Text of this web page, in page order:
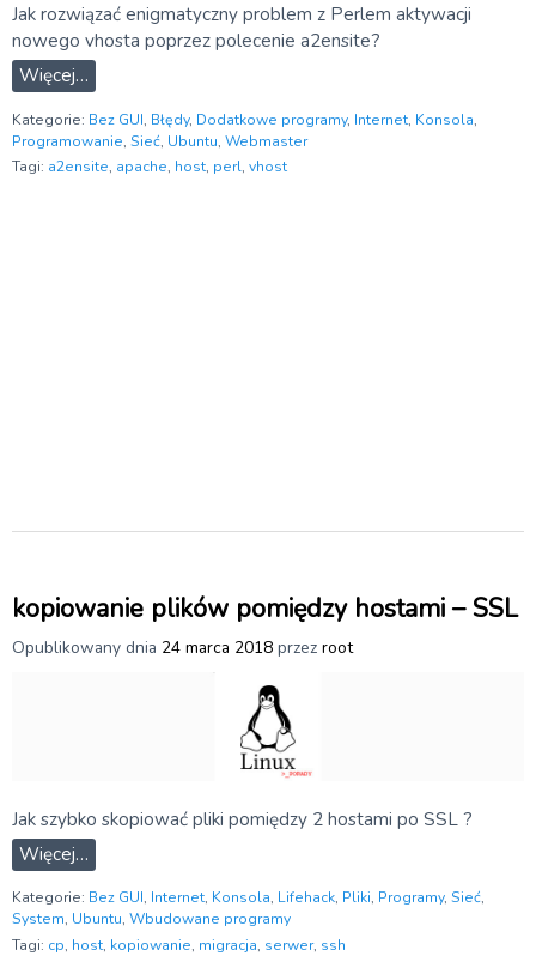
Jak rozwiązać enigmatyczny problem z Perlem aktywacji
nowego vhosta poprzez polecenie a2ensite?
Więcej…
Kategorie: Bez GUI, Błędy, Dodatkowe programy, Internet, Konsola,
Programowanie, Sieć, Ubuntu, Webmaster
Tagi: a2ensite, apache, host, perl, vhost
kopiowanie plików pomiędzy hostami – SSL
Opublikowany dnia 24 marca 2018 przez root
Jak szybko skopiować pliki pomiędzy 2 hostami po SSL ?
Więcej…
Kategorie: Bez GUI, Internet, Konsola, Lifehack, Pliki, Programy, Sieć,
System, Ubuntu, Wbudowane programy
Tagi: cp, host, kopiowanie, migracja, serwer, ssh